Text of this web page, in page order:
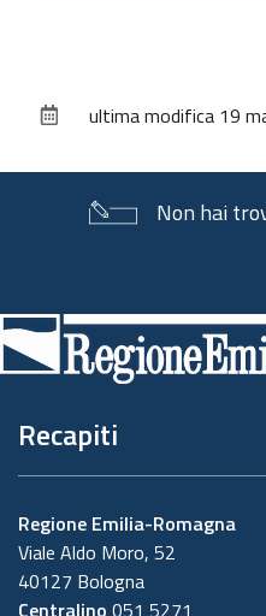
documentoultima modifica 19
Non hai
di
pagina
Recapiti
Regione Emilia-Romagna
Viale Aldo Moro, 52
40127 Bologna
Centralino 051 5271